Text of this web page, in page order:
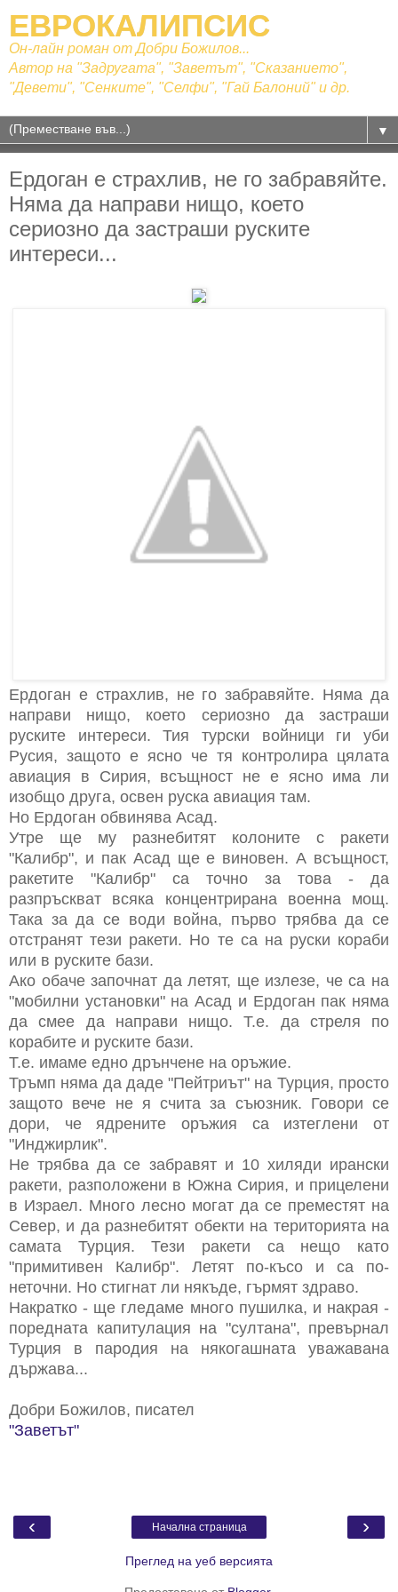
ЕВРОКАЛИПСИС
Он-лайн роман от Добри Божилов...
Автор на "Задругата", "Заветът", "Сказанието",
"Девети", "Сенките", "Селфи", "Гай Балоний" и др.
▼
Ердоган е страхлив, не го забравяйте.
Няма да направи нищо, което
сериозно да застраши руските
интереси...
Ердоган е страхлив, не го забравяйте. Няма да
направи нищо, което сериозно да застраши
руските интереси. Тия турски войници ги уби
Русия, защото е ясно че тя контролира цялата
авиация в Сирия, всъщност не е ясно има ли
изобщо друга, освен руска авиация там.
Но Ердоган обвинява Асад.
Утре ще му разнебитят колоните с ракети
"Калибр", и пак Асад ще е виновен. А всъщност,
ракетите "Калибр" са точно за това - да
разпръскват всяка концентрирана военна мощ.
Така за да се води война, първо трябва да се
отстранят тези ракети. Но те са на руски кораби
или в руските бази.
Ако обаче започнат да летят, ще излезе, че са на
"мобилни установки" на Асад и Ердоган пак няма
да смее да направи нищо. Т.е. да стреля по
корабите и руските бази.
Т.е. имаме едно дрънчене на оръжие.
Тръмп няма да даде "Пейтриът" на Турция, просто
защото вече не я счита за съюзник. Говори се
дори, че ядрените оръжия са изтеглени от
"Инджирлик".
Не трябва да се забравят и 10 хиляди ирански
ракети, разположени в Южна Сирия, и прицелени
в Израел. Много лесно могат да се преместят на
Север, и да разнебитят обекти на територията на
самата Турция. Тези ракети са нещо като
"примитивен Калибр". Летят по-късо и са по-
неточни. Но стигнат ли някъде, гърмят здраво.
Накратко - ще гледаме много пушилка, и накрая -
поредната капитулация на "султана", превърнал
Турция в пародия на някогашната уважавана
държава...
Добри Божилов, писател
"Заветът"
‹ ›
Начална страница
Преглед на уеб версията